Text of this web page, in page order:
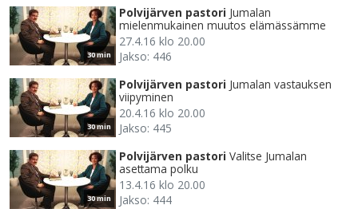
30 min
Polvijärven pastori Jumalan
mielenmukainen muutos elämässämme
27.4.16 klo 20.00
Jakso: 446
30 min
Polvijärven pastori Jumalan vastauksen
viipyminen
20.4.16 klo 20.00
Jakso: 445
30 min
Polvijärven pastori Valitse Jumalan
asettama polku
13.4.16 klo 20.00
Jakso: 444